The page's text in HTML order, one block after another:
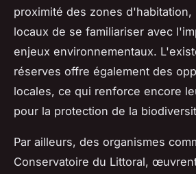
proximité des zones d'habitation,
locaux de se familiariser avec
enjeux environnementaux.
réserves offre également des
locales, ce qui renforce encore
pour la protection de la
Par ailleurs, des organismes
Conservatoire du Littoral,